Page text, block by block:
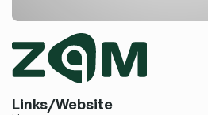
Links/Website